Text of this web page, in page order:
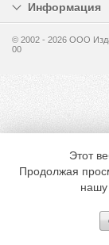
Информация
© 2002 - 2026 OOO
00
Этот
Продолжая
нашу